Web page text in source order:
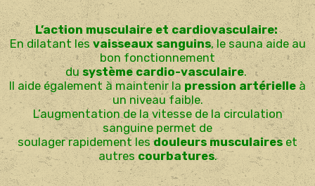
L’action musculaire et cardiovasculaire:
En dilatant lesvaisseaux sanguins, le sauna aide au
bon fonctionnement
dusystème cardio-vasculaire.
Il aide également à maintenir la pression artérielle à
un niveau faible.
L’augmentation de la vitesse de la circulation
sanguine permet de
soulager rapidement lesdouleurs musculaireset
autres courbatures.